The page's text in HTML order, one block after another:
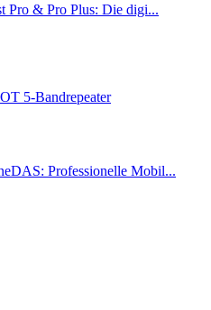
Pro & Pro Plus: Die digi...
5-Bandrepeater
Professionelle Mobil...